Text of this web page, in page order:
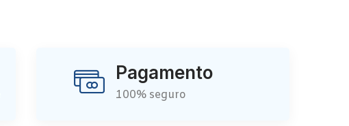
Pagamento
100% seguro